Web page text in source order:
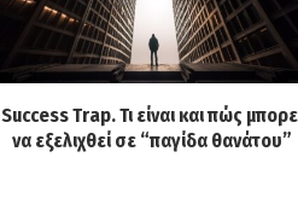
Success Trap. Τι είναι και πώς
να εξελιχθεί σε “παγίδα θανάτου”